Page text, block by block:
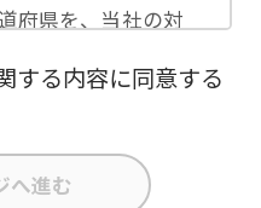
府県を、当社の対
いたします。
集計分析を行い、
す。
、会社名・組織
する内容に同意する